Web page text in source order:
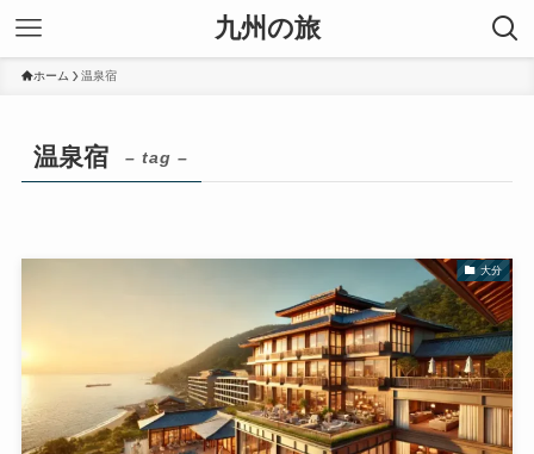
九州の旅
ホーム 温泉宿
温泉宿 – tag –
大分